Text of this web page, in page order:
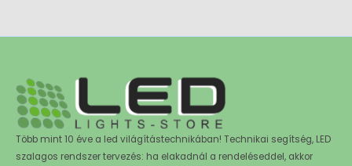
Több mint 10 éve a led világítástechnikában! Technikai segítség, LED
szalagos rendszer tervezés: ha elakadnál a rendeléseddel, akkor